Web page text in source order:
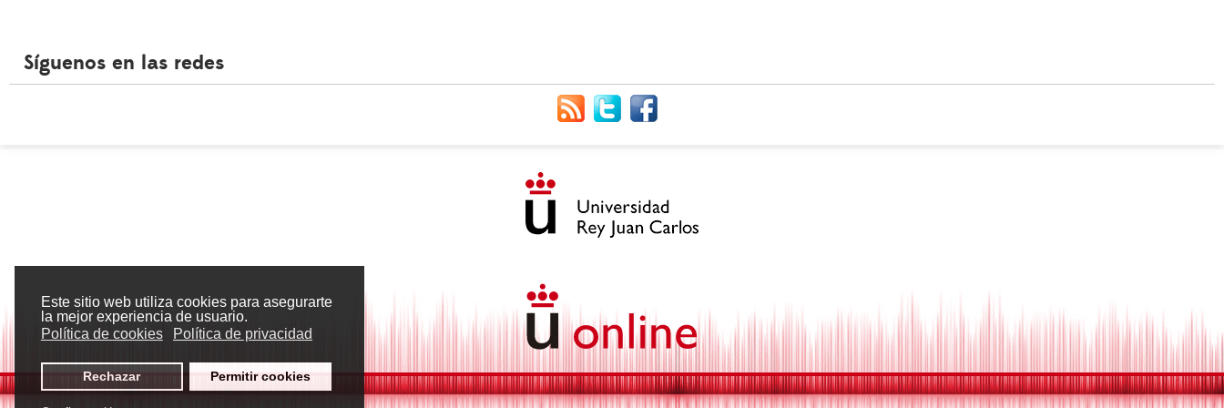
Este sitio web utiliza cookies para asegurarte
la mejor experiencia de usuario.
Política de cookies
Política de privacidad
Rechazar Permitir cookies
Síguenos en las redes